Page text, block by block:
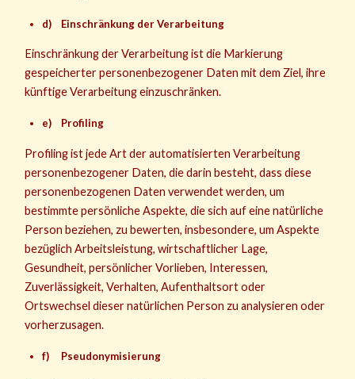
d) Einschränkung der Verarbeitung
Einschränkung der Verarbeitung ist die Markierung
gespeicherter personenbezogener Daten mit dem Ziel, ihre
künftige Verarbeitung einzuschränken.
e) Profiling
Profiling ist jede Art der automatisierten Verarbeitung
personenbezogener Daten, die darin besteht, dass diese
personenbezogenen Daten verwendet werden, um
bestimmte persönliche Aspekte, die sich auf eine natürliche
Person beziehen, zu bewerten, insbesondere, um Aspekte
bezüglich Arbeitsleistung, wirtschaftlicher Lage,
Gesundheit, persönlicher Vorlieben, Interessen,
Zuverlässigkeit, Verhalten, Aufenthaltsort oder
Ortswechsel dieser natürlichen Person zu analysieren oder
vorherzusagen.
f) Pseudonymisierung